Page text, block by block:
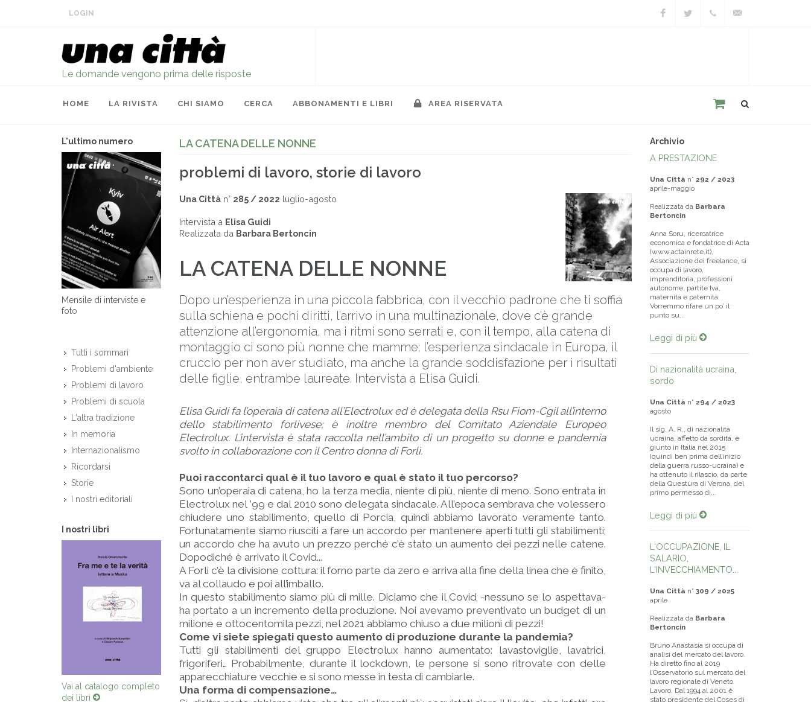
LOGIN
Le domande vengono prima delle risposte
HOME LA RIVISTA CHI SIAMO CERCA ABBONAMENTI E LIBRI AREA RISERVATA
L'ultimo numero
Mensile di interviste e
foto
Tutti i sommari
Problemi d'ambiente
Problemi di lavoro
Problemi di scuola
L'altra tradizione
In memoria
Internazionalismo
Ricordarsi
Storie
I nostri editoriali
I nostri libri
Vai al catalogo completo
dei libri
LA CATENA DELLE NONNE
problemi di lavoro, storie di lavoro
Una Città n° 285 / 2022 luglio-agosto
Intervista a Elisa Guidi
Realizzata da Barbara Bertoncin
LA CATENA DELLE NONNE
Dopo un’esperienza in una piccola fabbrica, con il vecchio padrone che ti soffia
sulla schiena e pochi diritti, l’arrivo in una multinazionale, dove c’è grande
attenzione all’ergonomia, ma i ritmi sono serrati e, con il tempo, alla catena di
montaggio ci sono più nonne che mamme; l’esperienza sindacale in Europa, il
cruccio per non aver studiato, ma anche la grande soddisfazione per i risultati
delle figlie, entrambe laureate. Intervista a Elisa Guidi.
Elisa Guidi fa l’operaia di catena all’Electrolux ed è delegata della Rsu Fiom-Cgil all’interno
dello stabilimento forlivese; è inoltre membro del Comitato Aziendale Europeo
Electrolux. L’intervista è stata raccolta nell’ambito di un progetto su donne e pandemia
svolto in collaborazione con il Centro donna di Forlì.
Puoi raccontarci qual è il tuo lavoro e qual è stato il tuo percorso?
Sono un’operaia di catena, ho la terza media, niente di più, niente di meno. Sono entrata in
Electrolux nel ’99 e dal 2010 sono delegata sindacale. All’epoca sembrava che volessero
chiudere uno stabilimento, quello di Porcia, quindi abbiamo lavorato veramente tanto.
Fortunatamente siamo riusciti a fare un accordo per mantenere aperti tutti gli stabilimenti;
un accordo che ha avuto un prezzo perché c’è stato un aumento dei pezzi nelle catene.
Dopodiché è arrivato il Covid...
A Forlì c’è la divisione cottura: il forno parte da zero e arriva alla fine della linea che è finito,
va al collaudo e poi all’imballo.
In questo stabilimento siamo più di mille. Diciamo che il Covid -nessuno se lo aspettava-
ha portato a un incremento della produzione. Noi avevamo preventivato un budget di un
milione e ottocentomila pezzi, nel 2021 abbiamo chiuso a due milioni di pezzi!
Come vi siete spiegati questo aumento di produzione durante la pandemia?
Tutti gli stabilimenti del gruppo Electrolux hanno aumentato: lavastoviglie, lavatrici,
frigoriferi… Probabilmente, durante il lockdown, le persone si sono ritrovate con delle
apparecchiature vecchie e si sono messe in testa di cambiarle.
Una forma di compensazione…
Archivio
A PRESTAZIONE
Una Città n° 292 / 2023
aprile-maggio
Realizzata da Barbara
Bertoncin
Anna Soru, ricercatrice
economica e fondatrice di Acta
(www.actainrete.it),
Associazione dei freelance, si
occupa di lavoro,
imprenditoria, professioni
autonome, partite Iva,
maternità e paternità.
Vorremmo rifare un po’ il
punto su...
Leggi di più
Di nazionalità ucraina,
sordo
Una Città n° 294 / 2023
agosto
Il sig. A. R., di nazionalità
ucraina, affetto da sordità, è
giunto in Italia nel 2015
(quindi ben prima dell’inizio
della guerra russo-ucraina) e
ha ottenuto il rilascio, da parte
della Questura di Verona, del
primo permesso di...
Leggi di più
L'OCCUPAZIONE, IL
SALARIO,
L'INVECCHIAMENTO...
Una Città n° 309 / 2025
aprile
Realizzata da Barbara
Bertoncin
Bruno Anastasia si occupa di
analisi del mercato del lavoro.
Ha diretto fino al 2019
l’Osservatorio sul mercato del
lavoro regionale di Veneto
Lavoro. Dal 1994 al 2001 è
stato presidente del Coses di